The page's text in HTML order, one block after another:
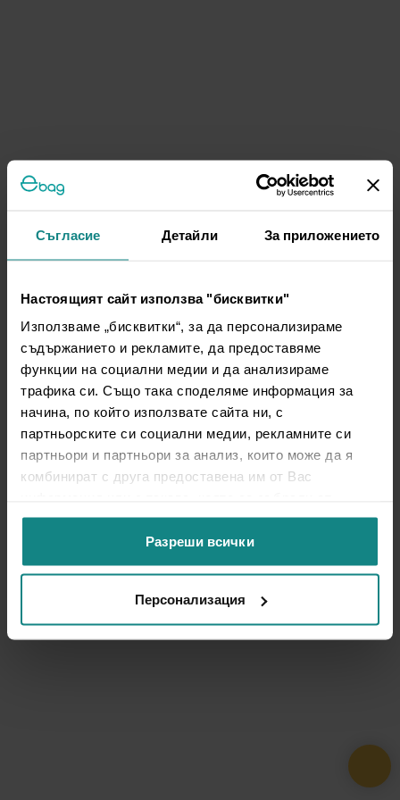
Съгласие Детайли За приложението
Настоящият сайт използва "бисквитки"
Използваме „бисквитки“, за да персонализираме
съдържанието и рекламите, да предоставяме
функции на социални медии и да анализираме
трафика си. Също така споделяме информация за
начина, по който използвате сайта ни, с
партньорските си социални медии, рекламните си
партньори и партньори за анализ, които може да я
комбинират с друга предоставена им от Вас
ползването от Ваша страна на услугите им.
Разреши всички
Персонализация